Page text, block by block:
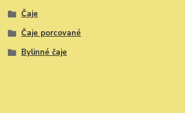
Čaje
Čaje porcované
Bylinné čaje